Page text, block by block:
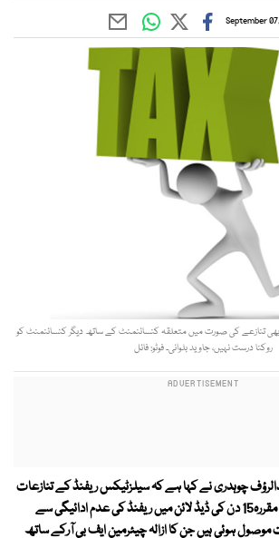
September
تنازعے کی صورت میں متعلقہ کنسائنمنٹ کے ساتھ دیگر کنسائنمنٹ کو
روکنا درست نہیں، جاوید بلوانی۔ فوٹو: فائل
چوہدری نے کہا ہے کہ سیلزٹیکس ریفنڈ کے تنازعات
کا تصفیہ ہونے کے باوجود مقررہ15 دن کی ڈیڈ لائن میں ریفنڈ کی عدم ادائیگی سے
موصول ہوئی ہیں جن کا ازالہ چیئرمین ایف بی آرکے ساتھ